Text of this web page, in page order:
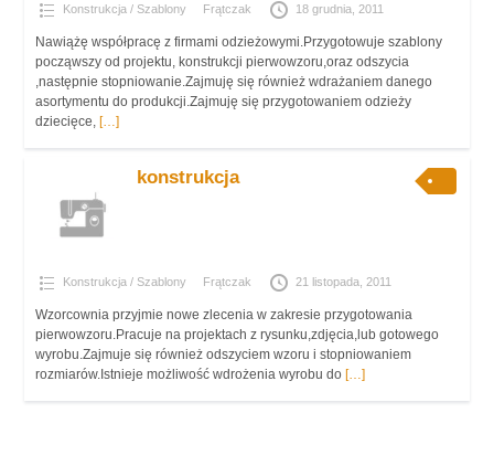
Konstrukcja / Szablony Frątczak 18 grudnia, 2011
Nawiążę współpracę z firmami odzieżowymi.Przygotowuje szablony
począwszy od projektu, konstrukcji pierwowzoru,oraz odszycia
,następnie stopniowanie.Zajmuję się również wdrażaniem danego
asortymentu do produkcji.Zajmuję się przygotowaniem odzieży
dziecięce, […]
konstrukcja
Konstrukcja / Szablony Frątczak 21 listopada, 2011
Wzorcownia przyjmie nowe zlecenia w zakresie przygotowania
pierwowzoru.Pracuje na projektach z rysunku,zdjęcia,lub gotowego
wyrobu.Zajmuje się również odszyciem wzoru i stopniowaniem
rozmiarów.Istnieje możliwość wdrożenia wyrobu do […]